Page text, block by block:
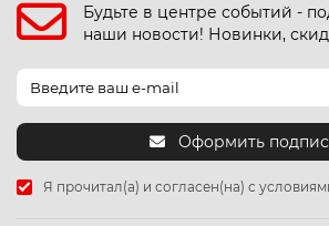
Будьте в центре событий -
наши новости! Новинки,
Оформить
Я прочитал(а) и согласен(на) с